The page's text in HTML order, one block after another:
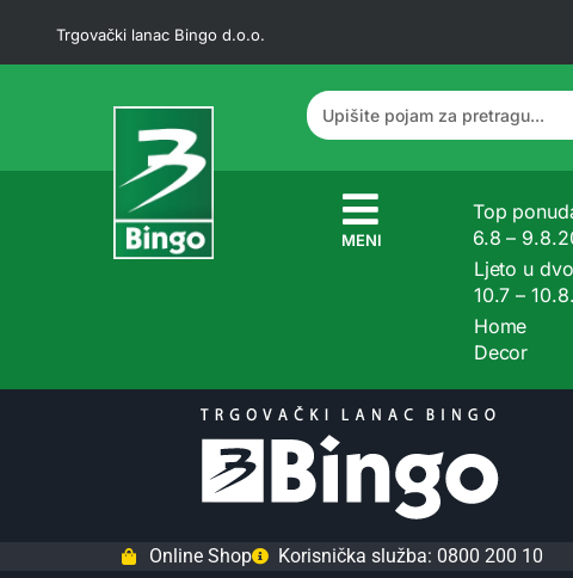
Trgovački lanac Bingo d.o.o.
MENI
Top
6.8 –
Ljeto u
10.7 –
Home
Decor
Online Shop Korisnička služba: 0800 200 10